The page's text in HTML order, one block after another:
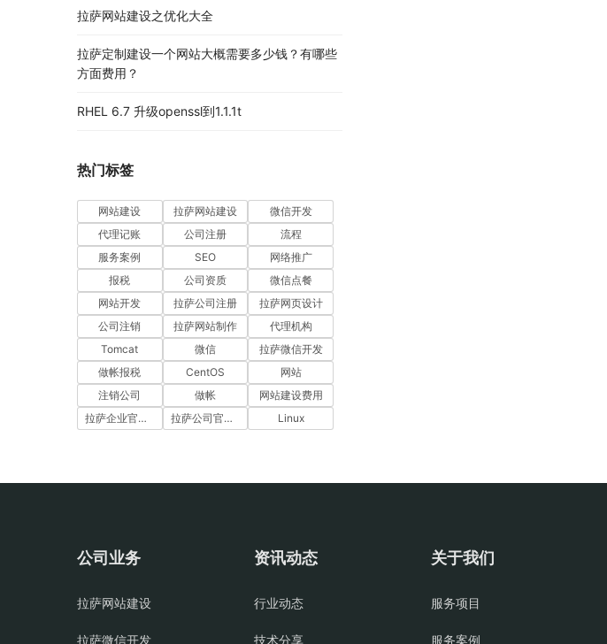
拉萨网站建设之优化大全
拉萨定制建设一个网站大概需要多少钱？有哪些
方面费用？
RHEL 6.7 升级openssl到1.1.1t
热门标签
网站建设 拉萨网站建设
微信开发
代理记账
公司注册
流程
服务案例
SEO
网络推广
报税
公司资质
微信点餐
网站开发
拉萨公司注册
拉萨网页设计
公司注销
拉萨网站制作
代理机构
Tomcat
微信
拉萨微信开发
做帐报税
CentOS
网站
注销公司
做帐
网站建设费用
拉萨企业官网建设
拉萨公司官网建设 Linux
公司业务
拉萨网站建设
拉萨微信开发
资讯动态
行业动态
技术分享
关于我们
服务项目
服务案例